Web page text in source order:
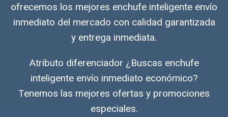
ofrecemos los mejores enchufe inteligente envío
inmediato del mercado con calidad garantizada
y entrega inmediata.
Atributo diferenciador ¿Buscas enchufe
inteligente envío inmediato económico?
Tenemos las mejores ofertas y promociones
especiales.